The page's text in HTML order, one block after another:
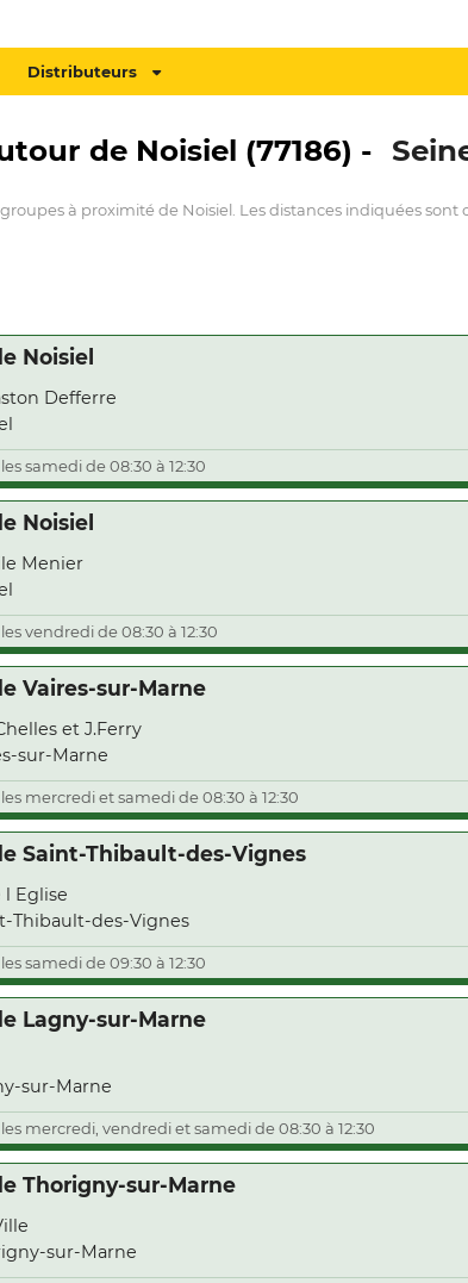
Distributeurs
de Noisiel (77186) -
à proximité de Noisiel. Les distances indiquées
Noisiel
Defferre
samedi de 08:30 à 12:30
Noisiel
Menier
vendredi de 08:30 à 12:30
Vaires-sur-Marne
et J.Ferry
sur-Marne
les mercredi et samedi de 08:30 à 12:30
Saint-Thibault-des-Vignes
l Eglise
Thibault-des-Vignes
samedi de 09:30 à 12:30
Lagny-sur-Marne
sur-Marne
les mercredi, vendredi et samedi de 08:30 à 12:30
Thorigny-sur-Marne
sur-Marne